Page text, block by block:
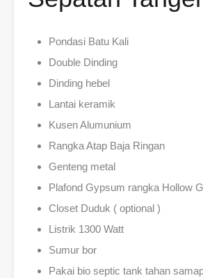
Pondasi Batu Kali
Double Dinding
Dinding hebel
Lantai keramik
Kusen Alumunium
Rangka Atap Baja Ringan
Genteng metal
Plafond Gypsum rangka Hollow
Closet Duduk ( optional )
Listrik 1300 Watt
Sumur bor
Pakai bio septic tank tahan